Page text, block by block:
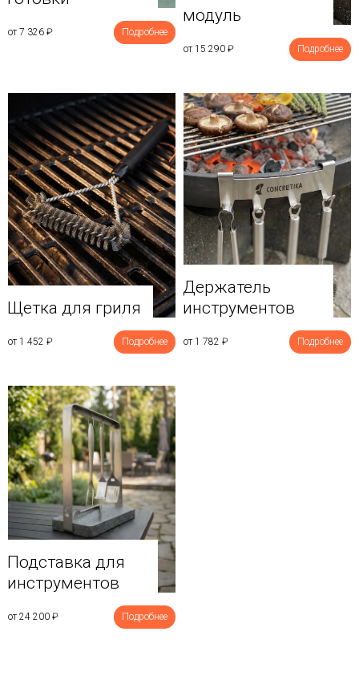
от 7 326 ₽ Подробнее
модуль
от 15 290 ₽ Подробнее
Щетка для гриля
от 1 452 ₽ Подробнее
Держатель
инструментов
от 1 782 ₽ Подробнее
Подставка для
инструментов
от 24 200 ₽ Подробнее